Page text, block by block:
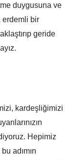
duygusuna ve
erdemli bir
geride
kardeşliğimizi
Hepimiz
adımın